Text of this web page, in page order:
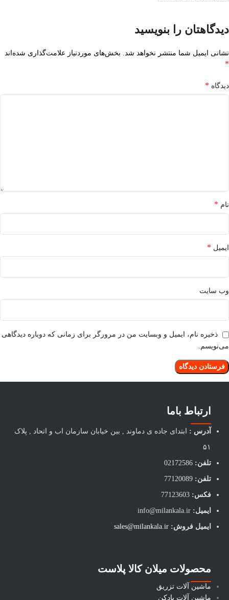
دیدگاهتان را بنویسید
نشانی ایمیل شما منتشر نخواهد شد. بخش‌های موردنیاز علامت‌گذاری شده‌اند
*
دیدگاه *
نام *
ایمیل *
وب‌ سایت
ذخیره نام، ایمیل و وبسایت من در مرورگر برای زمانی که دوباره دیدگاهی
می‌نویسم.
ارتباط باما
آدرس : ابتدای جاده ی دماوند , بین خیابان سازمان اب و اتحاد , پلاک
۵۱
تلفن: 02172586
تلفن:
فکس:
ایمیل:
ایمیل فروش: sales@milankala.ir
محصولات میلان کالا پلاست
ماشین آلات تزریق
ماشین آلات بادکن